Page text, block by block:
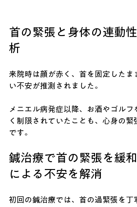
首の緊張と身体の連動
析
来院時は顔が赤く、首を固定したま
い不安が推測されました。
メニエル病発症以降、お酒やゴルフ
く制限されていたことも、心身の緊
です。
鍼治療で首の緊張を緩
による不安を解消
初回の鍼治療では、首の過緊張を丁